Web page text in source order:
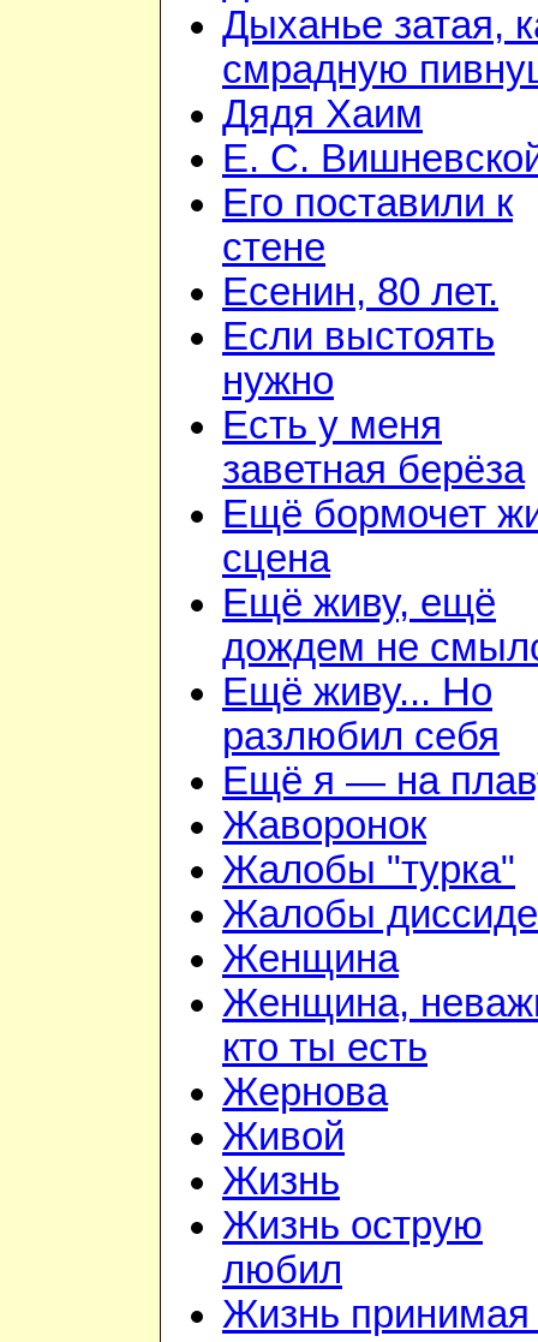
Дыханье затая,
смрадную
Дядя Хаим
Е. С.
Его поставили к
стене
Есенин, 80 лет.
Если выстоять
нужно
Есть у меня
заветная берёза
Ещё бормочет
сцена
Ещё живу, ещё
дождем не
Ещё живу... Но
разлюбил себя
Ещё я — на
Жаворонок
Жалобы "турка"
Жалобы
Женщина
Женщина,
кто ты есть
Жернова
Живой
Жизнь
Жизнь острую
любил
Жизнь принимая